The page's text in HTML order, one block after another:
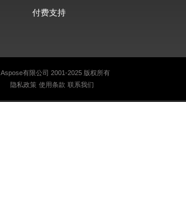
付费支持
Aspose有限公司 2001-2025 版权所有
隐私政策 使用条款 联系我们